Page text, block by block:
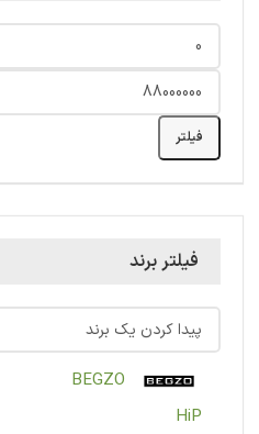
فیلتر
فیلتر برند
BEGZO
HiP